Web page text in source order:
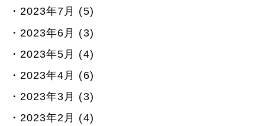
2023年7月 (5)
2023年6月 (3)
2023年5月 (4)
2023年4月 (6)
2023年3月 (3)
2023年2月 (4)